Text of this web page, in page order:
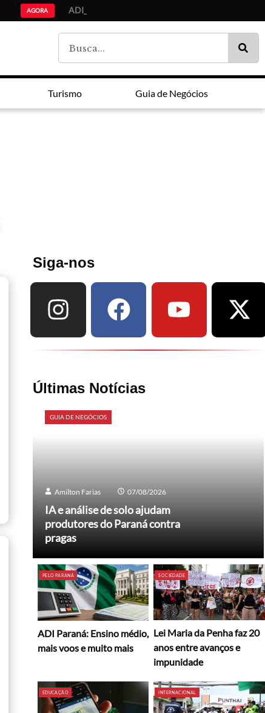
AGORA ADI Paraná: Ensino médio
Turismo Guia de Negócios
Siga-nos
Últimas Notícias
GUIA DE NEGÓCIOS
Amilton Farias 07/08/2026
IA e análise de solo ajudam
produtores do Paraná contra
pragas
PELO PARANÁ
ADI Paraná: Ensino médio,
mais voos e muito mais
SOCIEDADE
Lei Maria da Penha faz 20
anos entre avanços e
impunidade
EDUCAÇÃO INTERNACIONAL